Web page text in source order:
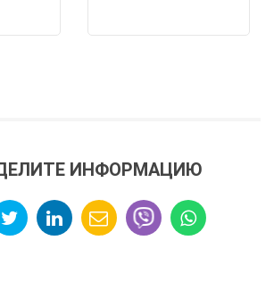
ИНФОРМАЦИЮ